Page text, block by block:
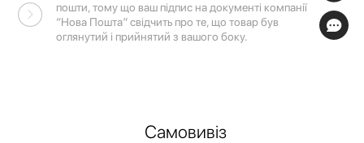
пошти, тому що ваш підпис на документі компанії
“Нова Пошта” свідчить про те, що товар був
оглянутий і прийнятий з вашого боку.
Самовивіз